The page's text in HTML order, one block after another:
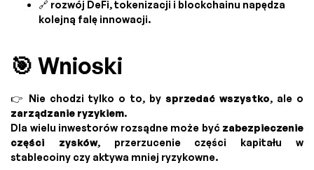
🔗 rozwój DeFi, tokenizacji i blockchainu napędza
kolejną falę innowacji.
🎯 Wnioski
👉 Nie chodzi tylko o to, by sprzedać wszystko, ale o
zarządzanie ryzykiem.
Dla wielu inwestorów rozsądne może być zabezpieczenie
części zysków, przerzucenie części kapitału w
stablecoiny czy aktywa mniej ryzykowne.